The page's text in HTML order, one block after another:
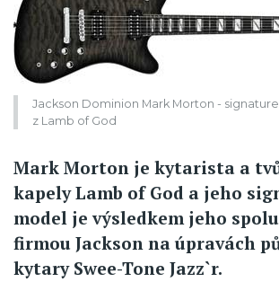
Jackson Dominion Mark Morton -
z Lamb of God
Mark Morton je kytarista a
kapely Lamb of God a jeho
model je výsledkem jeho
firmou Jackson na úpravách
kytary Swee-Tone Jazz`r.